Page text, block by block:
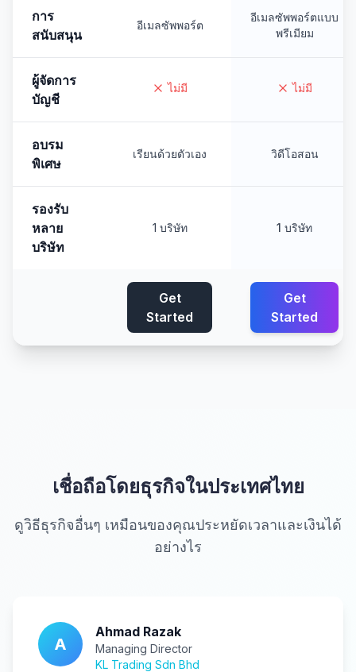
การ
สนับสนุน
อีเมลซัพพอร์ต
อีเมลซัพพอร์ตแบบ
พรีเมียม
ผู้จัดการ
บัญชี
ไม่มี ไม่มี
อบรม
พิเศษ
เรียนด้วยตัวเอง วิดีโอสอน
รองรับ
หลาย
บริษัท
1 บริษัท 1 บริษัท
Get
Started
Get
Started
เชื่อถือโดยธุรกิจในประเทศไทย
ดูวิธีธุรกิจอื่นๆ เหมือนของคุณประหยัดเวลาและเงินได้
อย่างไร
A
Ahmad Razak
Managing Director
KL Trading Sdn Bhd